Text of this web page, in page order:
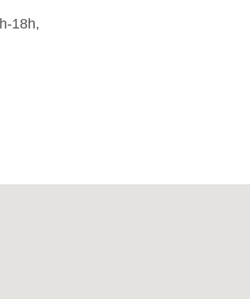
18h,